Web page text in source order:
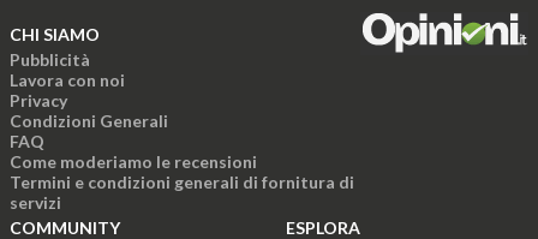
CHI SIAMO
Pubblicità
Lavora con noi
Privacy
Condizioni Generali
FAQ
Come moderiamo le recensioni
Termini e condizioni generali di fornitura di
servizi
COMMUNITY
ESPLORA